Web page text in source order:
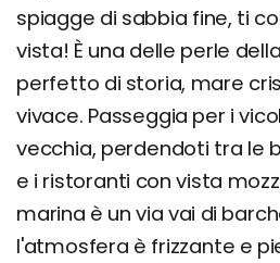
spiagge di sabbia fine, ti
vista! È una delle perle
perfetto di storia, mare
vivace. Passeggia per i
vecchia, perdendoti tra le
e i ristoranti con vista
marina è un via vai di
l'atmosfera è frizzante e